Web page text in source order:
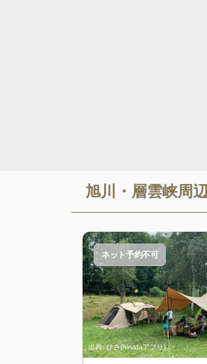
旭川・層雲峡周
出典:ひさ(hinataアプリ)
ネット予約不可